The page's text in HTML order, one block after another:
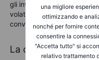
una migliore
ottimizzando e
nonché per fornire
consentire la
"Accetta tutto" si
relativo trattamento
gli investitori. Una cosa è
volatile, sebbene la sua
convincente, le prospettive
La conclusione